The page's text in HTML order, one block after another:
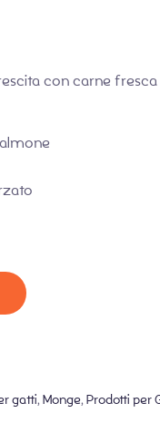
con carne
gatti, Monge, Prodotti per